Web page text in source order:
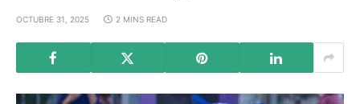
OCTUBRE 31, 2025 2 MINS READ